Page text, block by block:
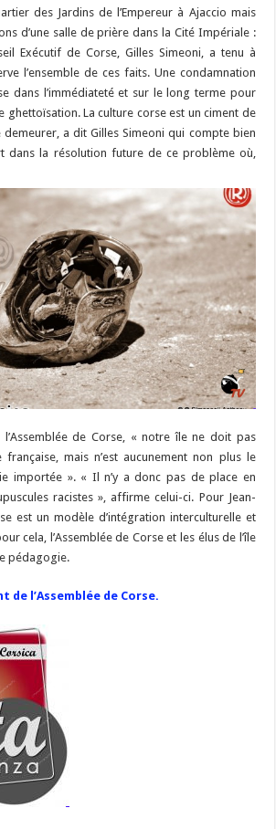
des Jardins de l’Empereur à Ajaccio mais
d’une salle de prière dans la Cité Impériale :
Exécutif de Corse, Gilles Simeoni, a tenu à
l’ensemble de ces faits. Une condamnation
dans l’immédiateté et sur le long terme pour
ghettoïsation. La culture corse est un ciment de
demeurer, a dit Gilles Simeoni qui compte bien
dans la résolution future de ce problème où,
de Corse, « notre île ne doit pas
française, mais n’est aucunement non plus le
importée ». « Il n’y a donc pas de place en
racistes », affirme celui-ci. Pour Jean-
est un modèle d’intégration interculturelle et
cela, l’Assemblée de Corse et les élus de l’île
pédagogie.
de l’Assemblée de Corse.